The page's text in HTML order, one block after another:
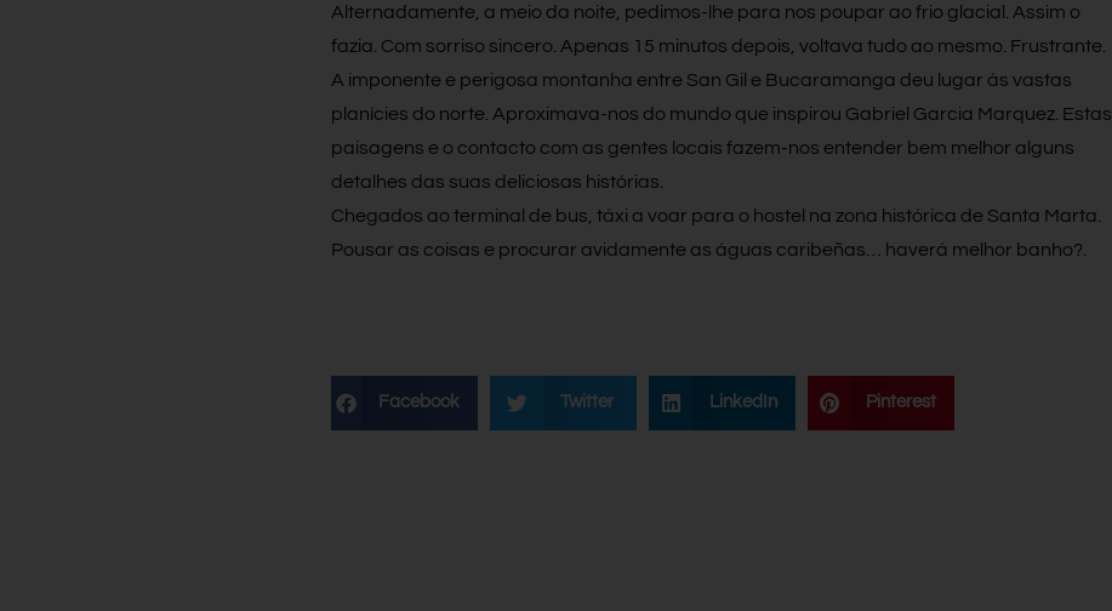
Alternadamente, a meio da noite, pedimos-lhe para nos poupar ao frio glacial. Assim o
fazia. Com sorriso sincero. Apenas 15 minutos depois, voltava tudo ao mesmo. Frustrante.
A imponente e perigosa montanha entre San Gil e Bucaramanga deu lugar às vastas
planícies do norte. Aproximava-nos do mundo que inspirou Gabriel Garcia Marquez. Estas
paisagens e o contacto com as gentes locais fazem-nos entender bem melhor alguns
detalhes das suas deliciosas histórias.
Chegados ao terminal de bus, táxi a voar para o hostel na zona histórica de Santa Marta.
Pousar as coisas e procurar avidamente as águas caribeñas… haverá melhor banho?.
Facebook Twitter LinkedIn Pinterest